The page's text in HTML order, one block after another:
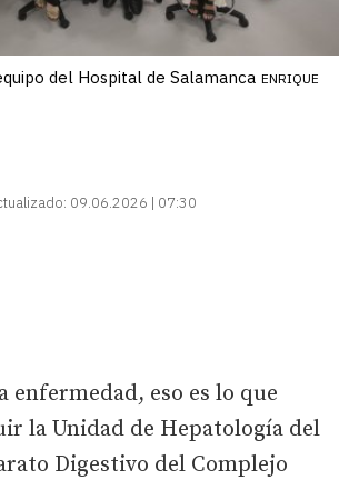
del Hospital de Salamanca ENRIQUE
09.06.2026 | 07:30
enfermedad, eso es lo que
la Unidad de Hepatología del
Digestivo del Complejo